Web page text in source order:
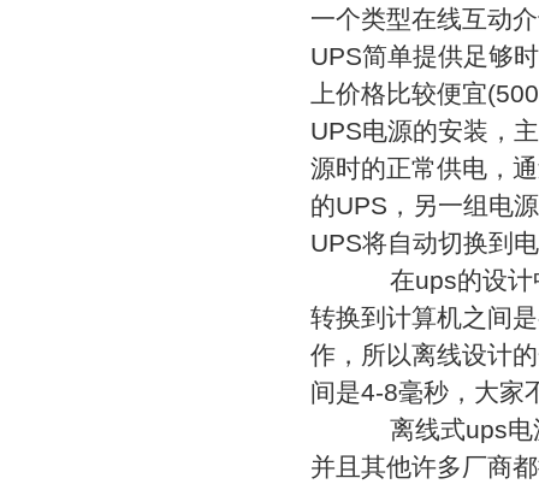
一个类型在线互动
UPS简单提供足够
上价格比较便宜
UPS电源的安装，
源时的正常供电，
的UPS，另一组电
UPS将自动切换到
在ups的设计中
转换到计算机之间
作，所以离线设计
间是4-8毫秒，大家
离线式ups电源
并且其他许多厂商